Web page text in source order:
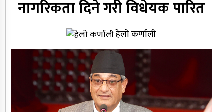
प्रधानमन्त्री प्रचण्ड
संसद्‌को बजेट अधिवेशन वैशाख २५ गते
मध्यपश्चिम र पूर्वाञ्चल विश्वविद्यालयको
उपकुलपति नियुक्त
नागरिकता दिने गरी विधेयक पारित
हेलो कर्णाली